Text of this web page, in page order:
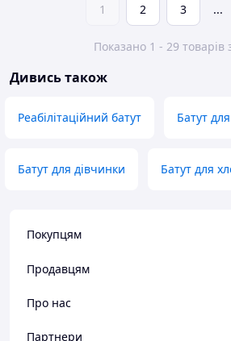
1 2 3 ...
Показано 1 - 29 товарів
Дивись також
Реабілітаційний батут Батут для
Батут для дівчинки Батут для
Покупцям
Продавцям
Про нас
Партнери